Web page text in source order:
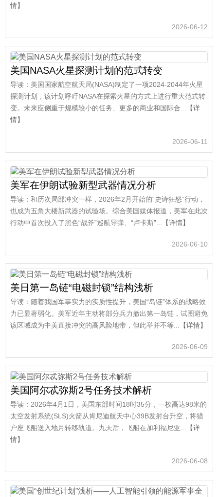
情】
2026-06-12
美国NASA火星探测计划的范式转变
导读：美国国家航空航天局(NASA)制定了一项2024-2044年火星
探测计划，该计划呼吁NASA在探索火星的方式上进行重大范式转
变。未来应侧重于规模较小的任务、更多的商业和国际合... 【详
情】
2026-06-11
美军在伊朗试验新型武器情况分析
导读：和历次局部冲突一样，2026年2月开始的“史诗狂怒”行动，
也成为五角大楼新武器的试验场。综合美国媒体报道，美军在此次
行动中首次投入了黑色“战斧”巡航导弹、“卢卡斯”...
【详情】
2026-06-10
美日第一岛链“电磁封锁”结构浅析
导读：随着我国军事实力的实质性提升，美国“岛链”体系的战略效
力已显著弱化。美军近年主动将部分兵力撤出第一岛链，试图避免
该区域成为中美直接冲突的高风险地带，但此举并不等...
【详情】
2026-06-09
美国阿尔忒弥斯2号任务技术解析
导读：2026年4月1日，美国东部时间18时35分，一枚高达98米的
太空发射系统(SLS)火箭从肯尼迪航天中心39B发射台升空，将猎
户座飞船送入地月转移轨道。九天后，飞船在加利福尼亚...
【详
情】
2026-06-08